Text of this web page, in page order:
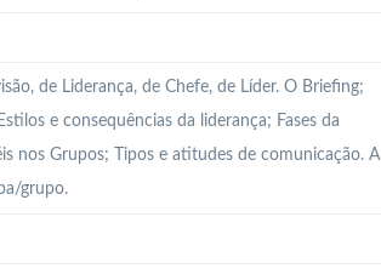
de Liderança, de Chefe, de Líder. O Briefing;
e consequências da liderança; Fases da
nos Grupos; Tipos e atitudes de comunicação. A
grupo.